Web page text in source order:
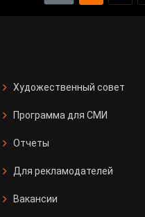
Художественный совет
Программа для СМИ
Отчеты
Для рекламодателей
Вакансии